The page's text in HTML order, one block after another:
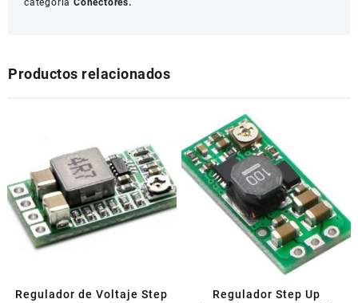
categoría Conectores.
Productos relacionados
Regulador de Voltaje Step
Regulador Step Up